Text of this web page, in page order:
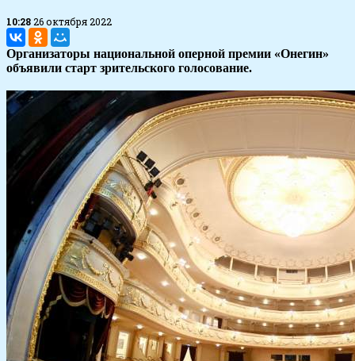
10:2826 октября 2022
Организаторы национальной оперной премии «Онегин»
объявили старт зрительского голосование.